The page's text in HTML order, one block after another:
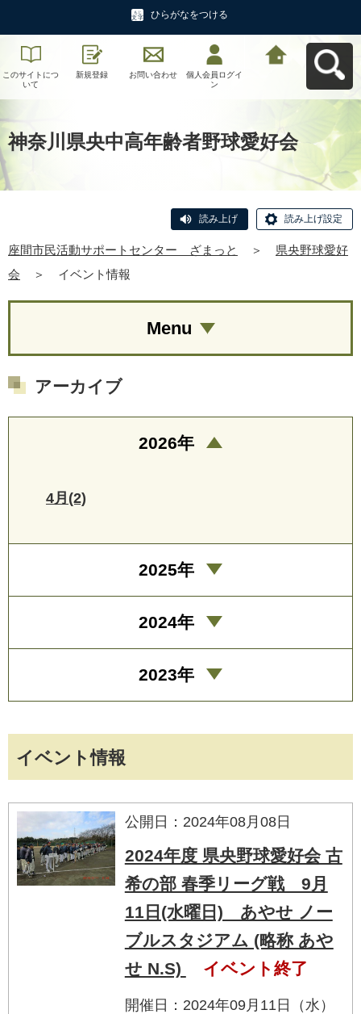
ひらがなをつける
このサイトにつ
いて
新規登録 お問い合わせ
個人会員ログイ
ン
神奈川県央中高年齢者野球愛好会
読み上げ 読み上げ設定
座間市民活動サポートセンター ざまっと ＞
県央野球愛好
会
＞ イベント情報
イベント情報
公開日：2024年08月08日
2024年度 県央野球愛好会 古
希の部 春季リーグ戦 9月
11日(水曜日) あやせ ノー
ブルスタジアム (略称 あや
せ N.S)
イベント終了
開催日：2024年09月11日（水）
Menu
アーカイブ
2026年
4月(2)
2025年
2024年
2023年